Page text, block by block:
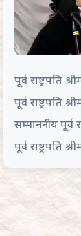
पूर्व राष्ट्रपति
पूर्व राष्ट्रपति
सम्माननीय पूर्व
पूर्व राष्ट्रपति